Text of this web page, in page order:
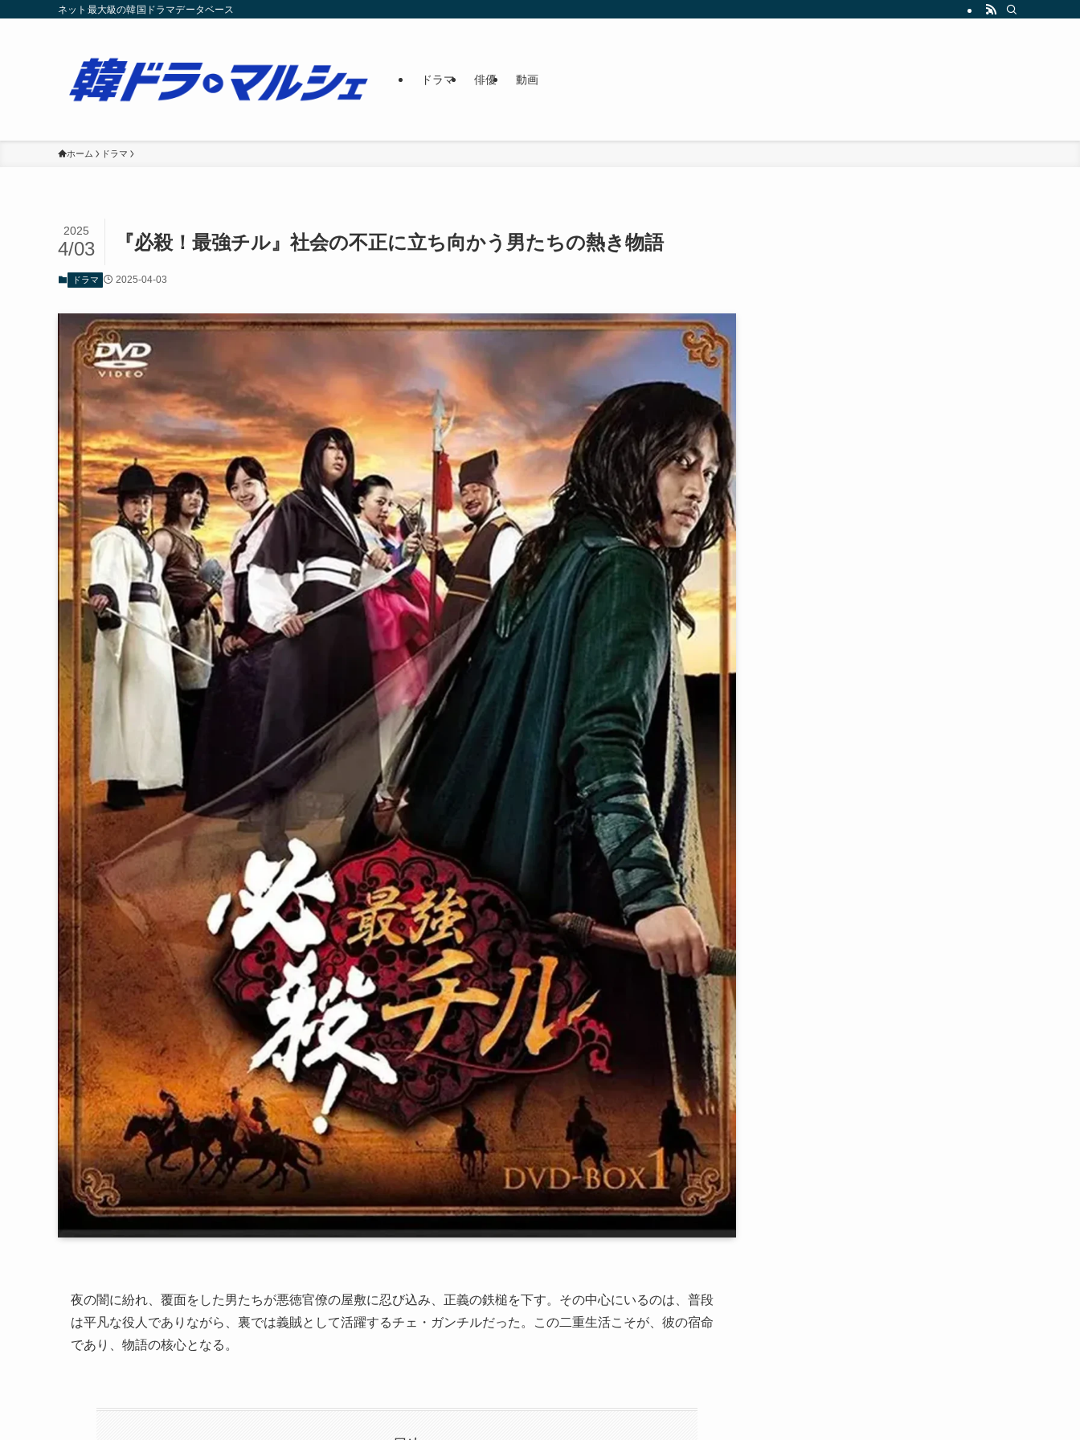
ネット最大級の韓国ドラマデータベース
ドラマ 俳優 動画
ホーム ドラマ
『必殺！最強チル』社会の不正に立ち向かう男たちの熱き物語
2025
4/03
ドラマ 2025-04-03
夜の闇に紛れ、覆面をした男たちが悪徳官僚の屋敷に忍び込み、正義の鉄槌を下す。その中心にいるのは、普段
は平凡な役人でありながら、裏では義賊として活躍するチェ・ガンチルだった。この二重生活こそが、彼の宿命
であり、物語の核心となる。